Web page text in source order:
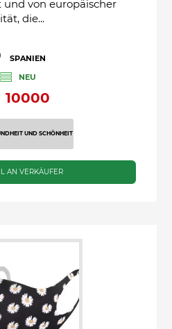
von europäischer
die...
SPANIEN
NEU
10000
UND SCHÖNHEIT
AN VERKÄUFER